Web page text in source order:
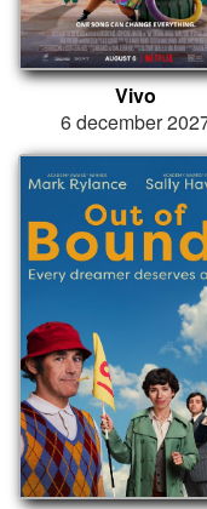
Vivo
6 december